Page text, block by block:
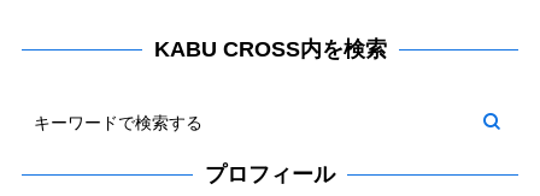
KABU CROSS内を検索
プロフィール